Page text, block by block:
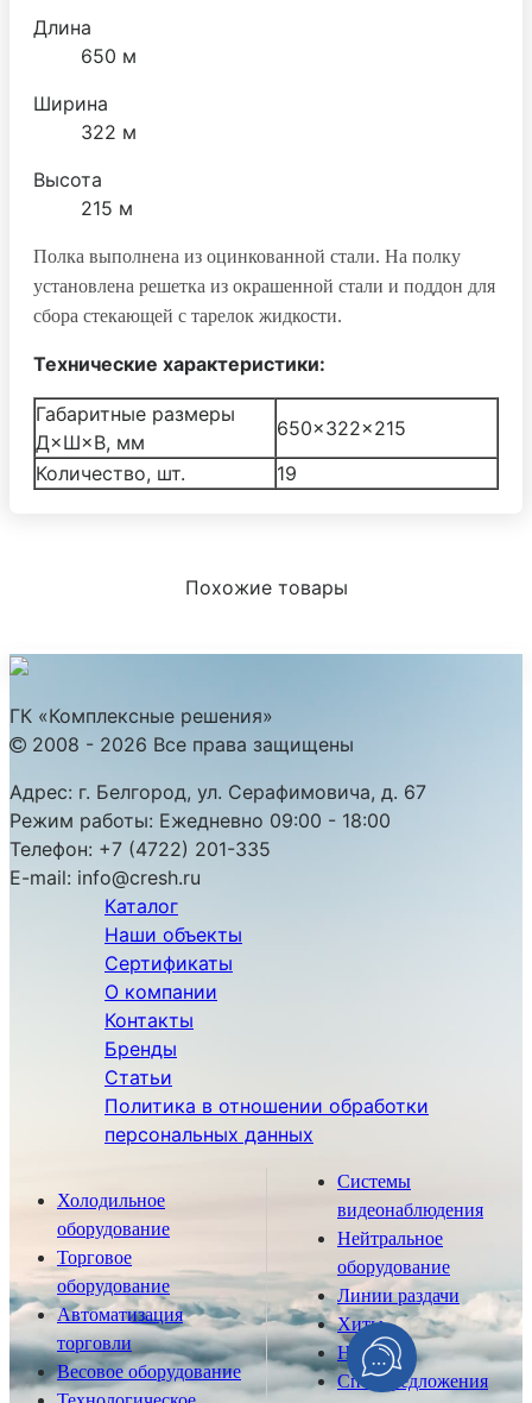
Длина
650 м
Ширина
322 м
Высота
215 м
Полка выполнена из оцинкованной стали. На полку
установлена решетка из окрашенной стали и поддон для
сбора стекающей с тарелок жидкости.
Технические характеристики:
Габаритные размеры
Д×Ш×В, мм
650×322×215
Количество, шт.
19
Похожие товары
ГК «Комплексные решения»
2008 - 2026 Все права защищены
Адрес: г. Белгород, ул. Серафимовича, д. 67
Режим работы: Ежедневно 09:00 - 18:00
Телефон: +7 (4722) 201-335
E-mail: info@cresh.ru
Каталог
Наши объекты
Сертификаты
О компании
Контакты
Бренды
Статьи
Политика в отношении обработки
персональных данных
Холодильное
оборудование
Торговое
оборудование
Автоматизация
торговли
Весовое оборудование
Системы
видеонаблюдения
Нейтральное
оборудование
Линии раздачи
Хиты
Новинки
Спецпредложения